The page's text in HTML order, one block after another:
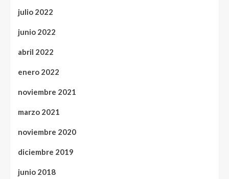
julio 2022
junio 2022
abril 2022
enero 2022
noviembre 2021
marzo 2021
noviembre 2020
diciembre 2019
junio 2018